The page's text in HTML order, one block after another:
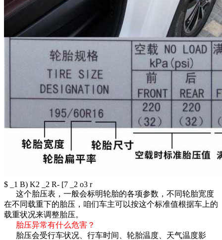
$ _1 B) K2 _2 R- [7 _2 o3 r
这个胎压表，一般会标明轮胎的各项参数，不同轮胎宽度
在不同载重下的胎压，咱们车主可以按这个标准值根据车上的
载重状况来调整胎压。
胎压异常有什么危害？
胎压会受行车状况、行车时间、轮胎温度、天气温度影